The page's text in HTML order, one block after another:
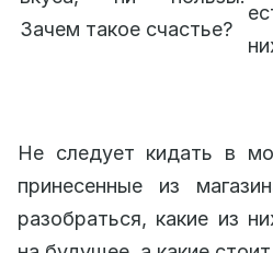
Зачем такое счастье?
Не следует кидать в
принесенные из
разобраться, какие из